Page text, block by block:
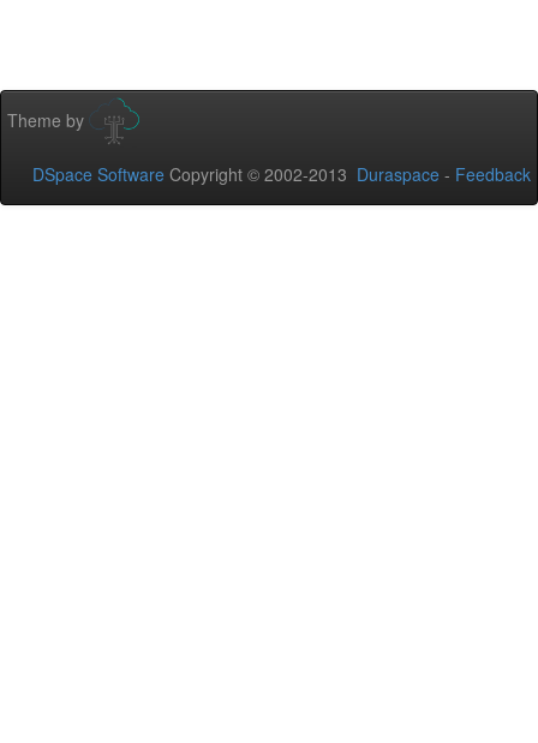
Theme by
DSpace Software Copyright © 2002-2013 Duraspace - Feedback